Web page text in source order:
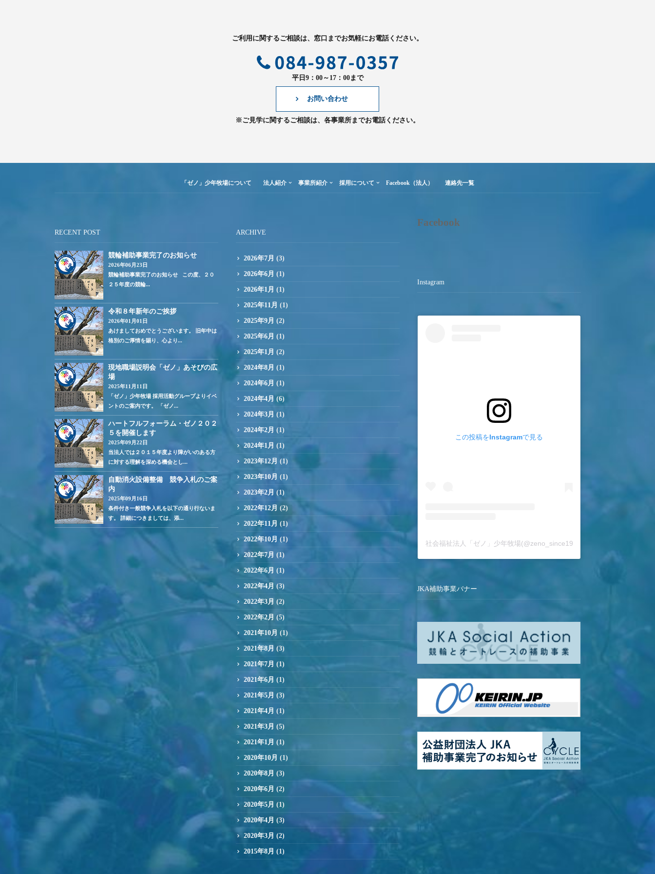
ご利用に関するご相談は、窓口までお気軽にお電話ください。
平日9：00～17：00まで
お問い合わせ
※ご見学に関するご相談は、各事業所までお電話ください。
「ゼノ」少年牧場について 法人紹介 事業所紹介 採用について Facebook（法人） 連絡先一覧
RECENT POST
競輪補助事業完了のお知らせ
2026年06月23日
競輪補助事業完了のお知らせ この度、２０
２５年度の競輪...
令和８年新年のご挨拶
2026年01月01日
あけましておめでとうございます。 旧年中は
格別のご厚情を賜り、心より...
現地職場説明会「ゼノ」あそびの広
場
2025年11月11日
「ゼノ」少年牧場 採用活動グループよりイベ
ントのご案内です。 「ゼノ...
ハートフルフォーラム・ゼノ２０２
５を開催します
2025年09月22日
当法人では２０１５年度より障がいのある方
に対する理解を深める機会とし...
自動消火設備整備 競争入札のご案
内
2025年09月16日
条件付き一般競争入札を以下の通り行ないま
す。 詳細につきましては、添...
ARCHIVE
2026年7月 (3)
2026年6月 (1)
2026年1月 (1)
2025年11月 (1)
2025年9月 (2)
2025年6月 (1)
2025年1月 (2)
2024年8月 (1)
2024年6月 (1)
2024年4月 (6)
2024年3月 (1)
2024年2月 (1)
2024年1月 (1)
2023年12月 (1)
2023年10月 (1)
2023年2月 (1)
2022年12月 (2)
2022年11月 (1)
2022年10月 (1)
2022年7月 (1)
2022年6月 (1)
2022年4月 (3)
2022年3月 (2)
2022年2月 (5)
2021年10月 (1)
2021年8月 (3)
2021年7月 (1)
2021年6月 (1)
2021年5月 (3)
2021年4月 (1)
2021年3月 (5)
2021年1月 (1)
2020年10月 (1)
2020年8月 (3)
2020年6月 (2)
2020年5月 (1)
2020年4月 (3)
2020年3月 (2)
2015年8月 (1)
Facebook
Instagram
この投稿をInstagramで見る
社会福祉法人「ゼノ」少年牧場(@zeno_since1962)がシェアした投稿
JKA補助事業バナー